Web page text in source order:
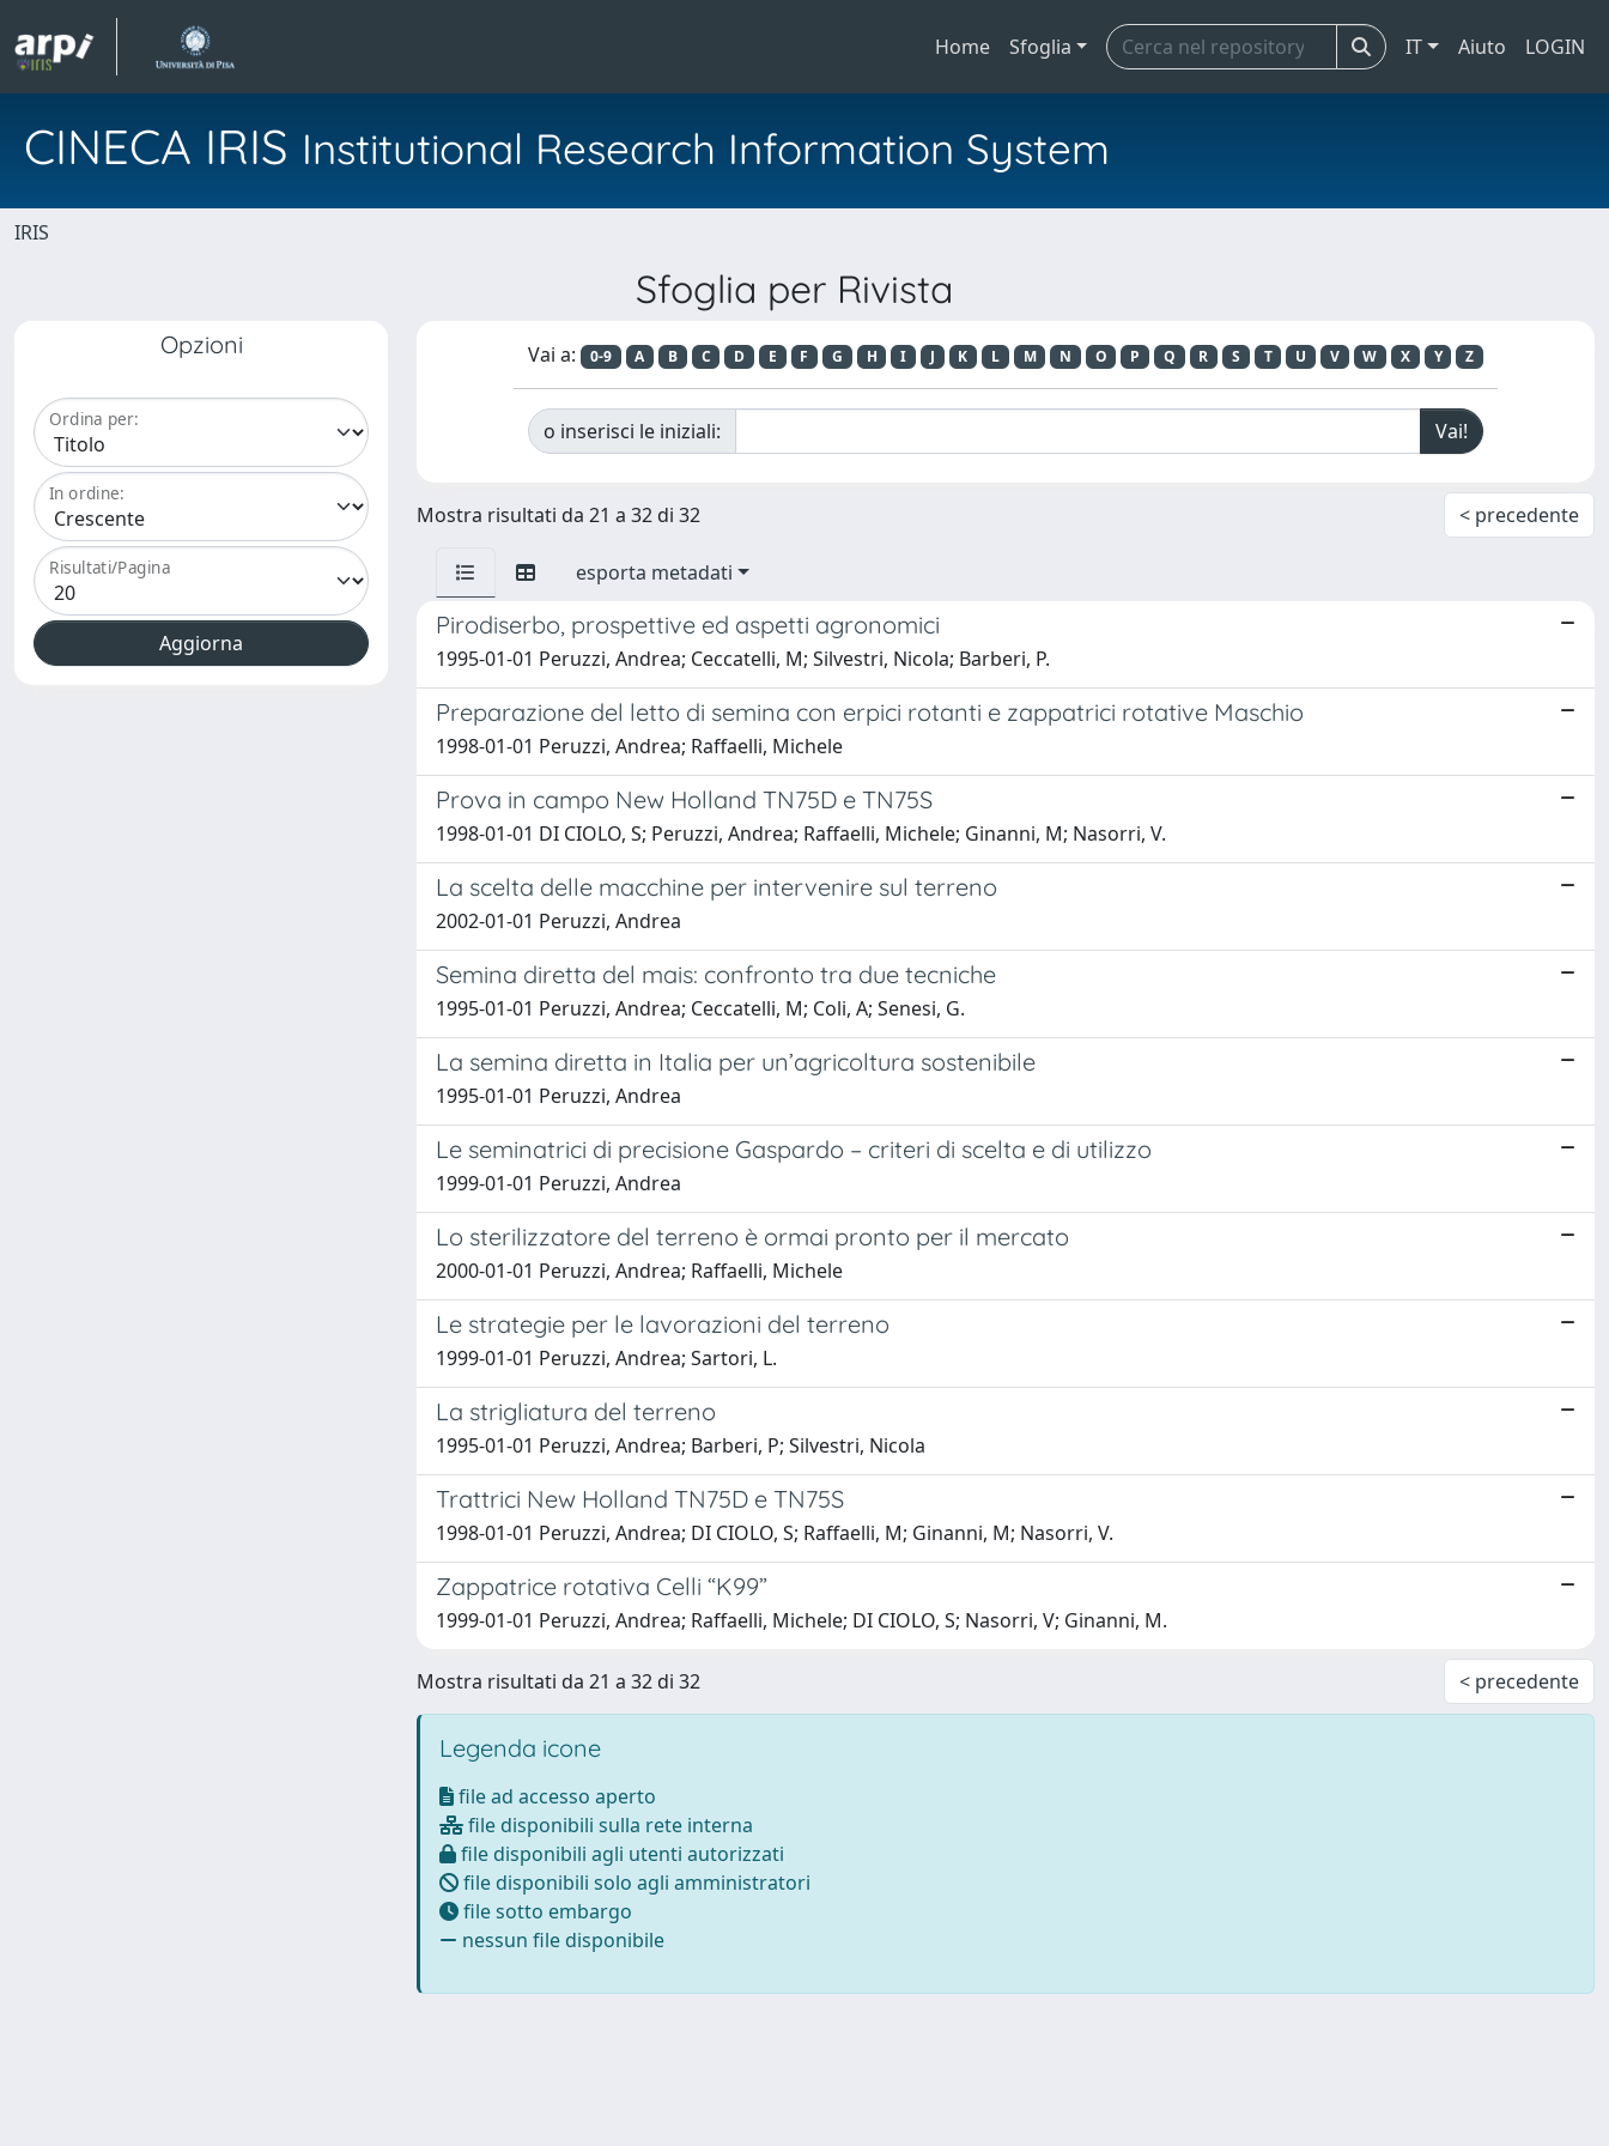
Home Sfoglia IT Aiuto LOGIN
CINECA IRIS Institutional Research Information System
IRIS
Sfoglia per Rivista
Opzioni
Ordina per:
In ordine:
Risultati/Pagina
Vai a: 0-9 A B C D E F G H I J K L M N O P Q R S T U V W X Y Z
o inserisci le iniziali:
Mostra risultati da 21 a 32 di 32 < precedente
esporta metadati
Pirodiserbo, prospettive ed aspetti agronomici
1995-01-01 Peruzzi, Andrea; Ceccatelli, M; Silvestri, Nicola; Barberi, P.
Preparazione del letto di semina con erpici rotanti e zappatrici rotative Maschio
1998-01-01 Peruzzi, Andrea; Raffaelli, Michele
Prova in campo New Holland TN75D e TN75S
1998-01-01 DI CIOLO, S; Peruzzi, Andrea; Raffaelli, Michele; Ginanni, M; Nasorri, V.
La scelta delle macchine per intervenire sul terreno
2002-01-01 Peruzzi, Andrea
Semina diretta del mais: confronto tra due tecniche
1995-01-01 Peruzzi, Andrea; Ceccatelli, M; Coli, A; Senesi, G.
La semina diretta in Italia per un’agricoltura sostenibile
1995-01-01 Peruzzi, Andrea
Le seminatrici di precisione Gaspardo – criteri di scelta e di utilizzo
1999-01-01 Peruzzi, Andrea
Lo sterilizzatore del terreno è ormai pronto per il mercato
2000-01-01 Peruzzi, Andrea; Raffaelli, Michele
Le strategie per le lavorazioni del terreno
1999-01-01 Peruzzi, Andrea; Sartori, L.
La strigliatura del terreno
1995-01-01 Peruzzi, Andrea; Barberi, P; Silvestri, Nicola
Trattrici New Holland TN75D e TN75S
1998-01-01 Peruzzi, Andrea; DI CIOLO, S; Raffaelli, M; Ginanni, M; Nasorri, V.
Zappatrice rotativa Celli “K99”
1999-01-01 Peruzzi, Andrea; Raffaelli, Michele; DI CIOLO, S; Nasorri, V; Ginanni, M.
Mostra risultati da 21 a 32 di 32 < precedente
Legenda icone
file ad accesso aperto
file disponibili sulla rete interna
file disponibili agli utenti autorizzati
file disponibili solo agli amministratori
file sotto embargo
nessun file disponibile